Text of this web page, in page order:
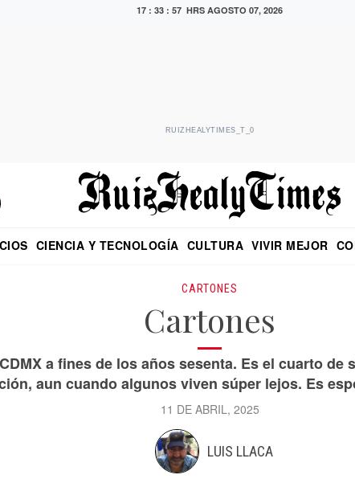
17 : 33 : 58 HRS AGOSTO 07, 2026
RUIZHEALYTIMES_T_0
CIENCIA Y TECNOLOGÍA CULTURA VIVIR MEJOR
CARTONES
Cartones
a fines de los años sesenta. Es el cuarto
aun cuando algunos viven súper lejos. Es
11 DE ABRIL, 2025
LUIS LLACA